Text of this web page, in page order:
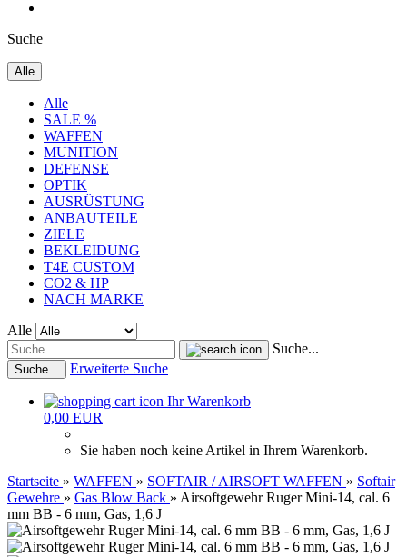
Suche
Alle
Alle
SALE %
WAFFEN
MUNITION
DEFENSE
OPTIK
AUSRÜSTUNG
ANBAUTEILE
ZIELE
BEKLEIDUNG
T4E CUSTOM
CO2 & HP
NACH MARKE
Alle
Suche...
Suche... Erweiterte Suche
Ihr Warenkorb
0,00 EUR
Sie haben noch keine Artikel in Ihrem Warenkorb.
Startseite » WAFFEN » SOFTAIR / AIRSOFT WAFFEN » Softair
Gewehre » Gas Blow Back » Airsoftgewehr Ruger Mini-14, cal. 6
mm BB - 6 mm, Gas, 1,6 J